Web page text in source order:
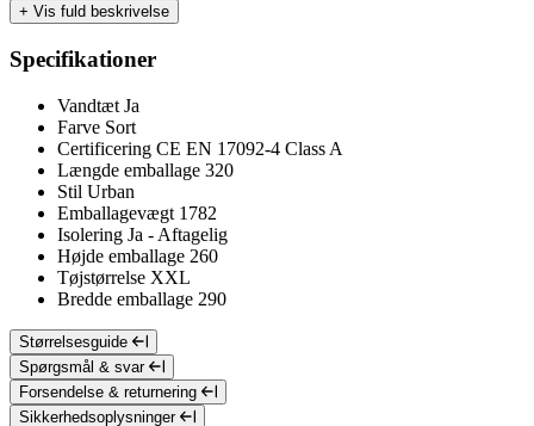
+ Vis fuld beskrivelse
Specifikationer
Vandtæt Ja
Farve Sort
Certificering CE EN 17092-4 Class A
Længde emballage 320
Stil Urban
Emballagevægt 1782
Isolering Ja - Aftagelig
Højde emballage 260
Tøjstørrelse XXL
Bredde emballage 290
Størrelsesguide
Spørgsmål & svar
Forsendelse & returnering
Sikkerhedsoplysninger